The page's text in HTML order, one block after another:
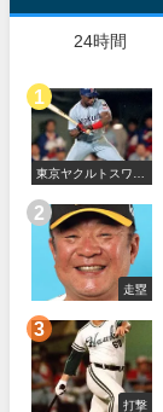
24時間
東京ヤクルトスワロ
走塁
打撃